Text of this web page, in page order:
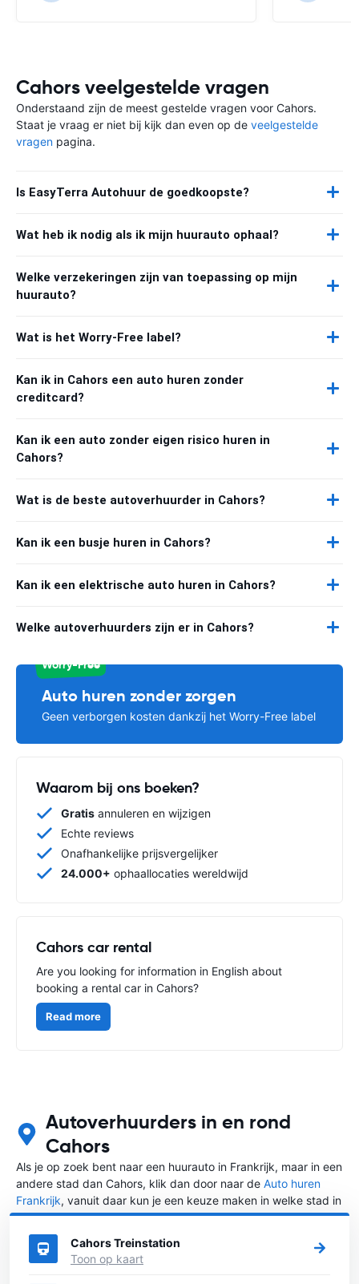
Cahors veelgestelde vragen
Onderstaand zijn de meest gestelde vragen voor Cahors.
Staat je vraag er niet bij kijk dan even op de veelgestelde
vragen pagina.
Is EasyTerra Autohuur de goedkoopste?
Wat heb ik nodig als ik mijn huurauto ophaal?
Welke verzekeringen zijn van toepassing op mijn
huurauto?
Wat is het Worry-Free label?
Kan ik in Cahors een auto huren zonder
creditcard?
Kan ik een auto zonder eigen risico huren in
Cahors?
Wat is de beste autoverhuurder in Cahors?
Kan ik een busje huren in Cahors?
Kan ik een elektrische auto huren in Cahors?
Welke autoverhuurders zijn er in Cahors?
Worry-Free
Auto huren zonder zorgen
Geen verborgen kosten dankzij het Worry-Free label
Waarom bij ons boeken?
Gratis annuleren en wijzigen
Echte reviews
Onafhankelijke prijsvergelijker
24.000+ ophaallocaties wereldwijd
Cahors car rental
Are you looking for information in English about
booking a rental car in Cahors?
Read more
Autoverhuurders in en rond
Cahors
Als je op zoek bent naar een huurauto in Frankrijk, maar in een
andere stad dan Cahors, klik dan door naar de Auto huren
Frankrijk, vanuit daar kun je een keuze maken in welke stad in
Frankrijk je een auto huren wilt.
Cahors Treinstation
Toon op kaart